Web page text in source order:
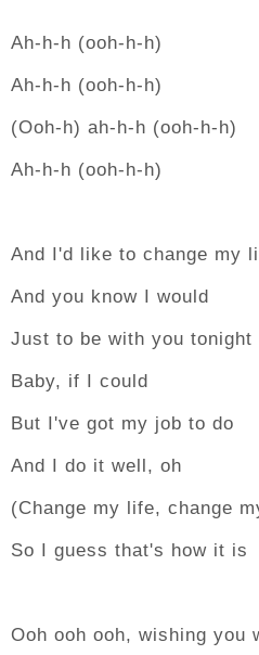
Ah-h-h (ooh-h-h)
Ah-h-h (ooh-h-h)
(Ooh-h) ah-h-h (ooh-h-h)
Ah-h-h (ooh-h-h)
And I'd like to change my
And you know I would
Just to be with you tonight
Baby, if I could
But I've got my job to do
And I do it well, oh
(Change my life, change
So I guess that's how it is
Ooh ooh ooh, wishing you